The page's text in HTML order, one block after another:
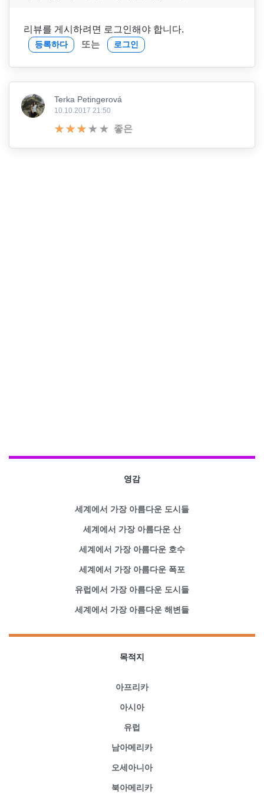
리뷰를 게시하려면 로그인해야 합니다.
등록하다 또는 로그인
Terka Petingerová
10.10.2017 21:50
좋은
영감
세계에서 가장 아름다운 도시들
세계에서 가장 아름다운 산
세계에서 가장 아름다운 호수
세계에서 가장 아름다운 폭포
유럽에서 가장 아름다운 도시들
세계에서 가장 아름다운 해변들
목적지
아프리카
아시아
유럽
남아메리카
오세아니아
북아메리카